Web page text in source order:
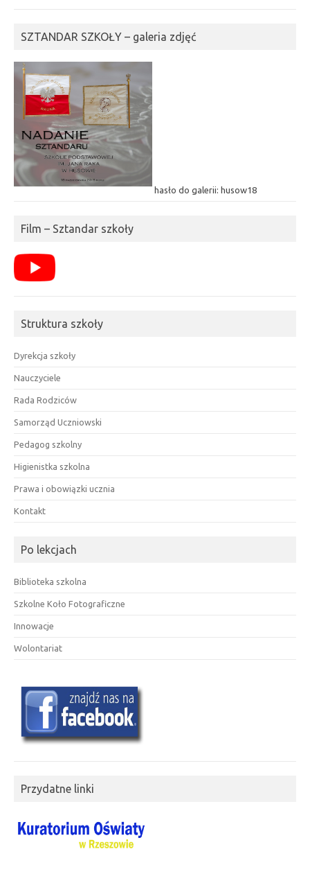
SZTANDAR SZKOŁY – galeria zdjęć
hasło do galerii: husow18
Film – Sztandar szkoły
Struktura szkoły
Dyrekcja szkoły
Nauczyciele
Rada Rodziców
Samorząd Uczniowski
Pedagog szkolny
Higienistka szkolna
Prawa i obowiązki ucznia
Kontakt
Po lekcjach
Biblioteka szkolna
Szkolne Koło Fotograficzne
Innowacje
Wolontariat
Przydatne linki